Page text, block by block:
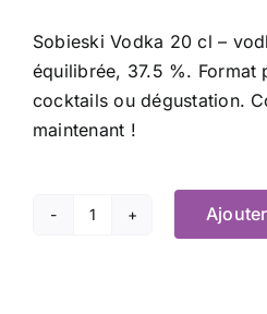
Sobieski Vodka 20 cl –
équilibrée, 37.5 %. Format
cocktails ou dégustation.
maintenant !
quantité